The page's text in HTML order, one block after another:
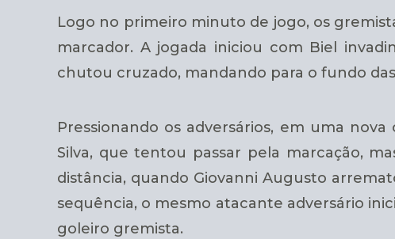
Logo no primeiro minuto de jogo, os
marcador. A jogada iniciou com Biel
chutou cruzado, mandando para o fundo
Pressionando os adversários, em uma
Silva, que tentou passar pela marcação,
distância, quando Giovanni Augusto
sequência, o mesmo atacante adversário
goleiro gremista.